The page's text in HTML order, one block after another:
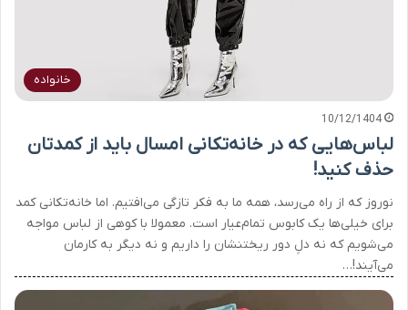
خانواده
10/12/1404
لباس‌هایی که در خانه‌تکانی امسال باید از کمدتان
حذف کنید!
نوروز که از راه می‌رسد، همه ما به فکر تازگی می‌افتیم. اما خانه‌تکانی کمد
برای خیلی‌ها یک کابوس تمام‌عیار است. معمولا با کوهی از لباس مواجه
می‌شویم که نه دلِ دور ریختنشان را داریم و نه دیگر به کارمان
می‌آیند!…